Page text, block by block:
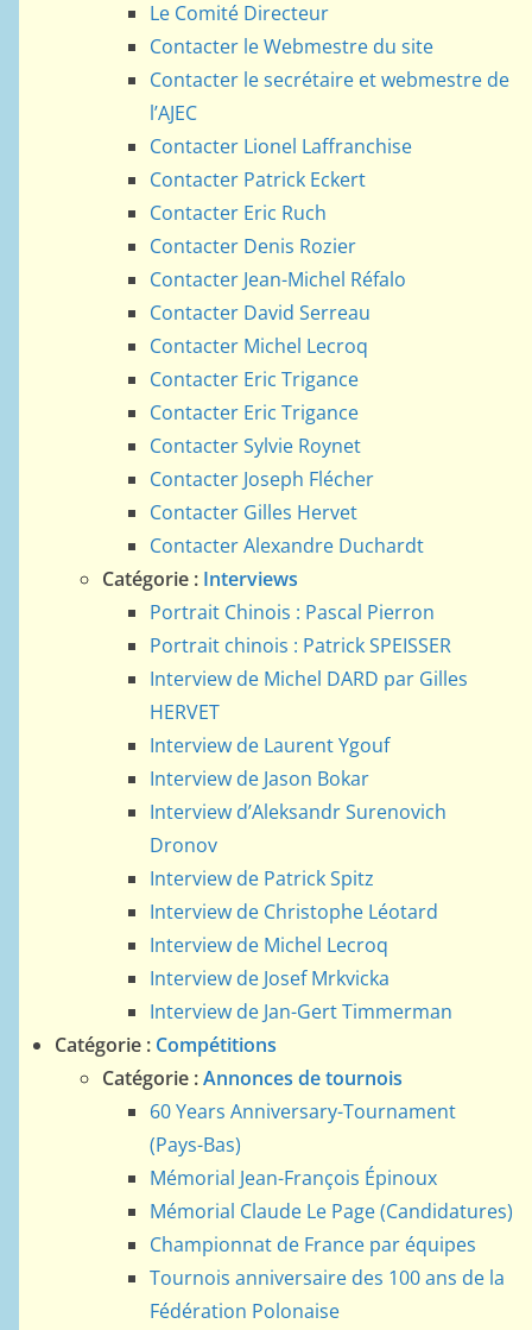
Le Comité Directeur
Contacter le Webmestre du site
Contacter le secrétaire et webmestre de
l’AJEC
Contacter Lionel Laffranchise
Contacter Patrick Eckert
Contacter Eric Ruch
Contacter Denis Rozier
Contacter Jean-Michel Réfalo
Contacter David Serreau
Contacter Michel Lecroq
Contacter Eric Trigance
Contacter Eric Trigance
Contacter Sylvie Roynet
Contacter Joseph Flécher
Contacter Gilles Hervet
Contacter Alexandre Duchardt
Catégorie : Interviews
Portrait Chinois : Pascal Pierron
Portrait chinois : Patrick SPEISSER
Interview de Michel DARD par Gilles
HERVET
Interview de Laurent Ygouf
Interview de Jason Bokar
Interview d’Aleksandr Surenovich
Dronov
Interview de Patrick Spitz
Interview de Christophe Léotard
Interview de Michel Lecroq
Interview de Josef Mrkvicka
Interview de Jan-Gert Timmerman
Catégorie : Compétitions
Catégorie :Annonces de tournois
60 Years Anniversary-Tournament
(Pays-Bas)
Mémorial Jean-François Épinoux
Mémorial Claude Le Page (Candidatures)
Championnat de France par équipes
Tournois anniversaire des 100 ans de la
Fédération Polonaise